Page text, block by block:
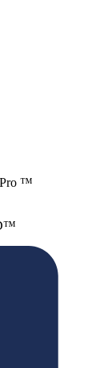
Pro ™